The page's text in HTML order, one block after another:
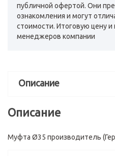
публичной офертой. Они
ознакомления и могут
стоимости. Итоговую цену и
менеджеров компании
Описание
Описание
Муфта Ø35 производитель